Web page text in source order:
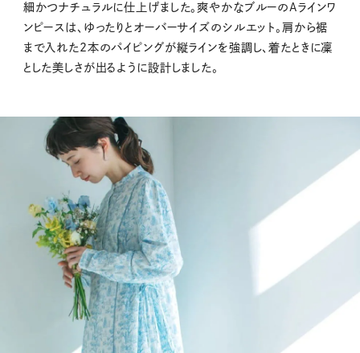
細かつナチュラルに仕上げました。爽やかなブルーのAラインワ
ンピースは、ゆったりとオーバーサイズのシルエット。肩から裾
まで入れた2本のパイピングが縦ラインを強調し、着たときに凜
とした美しさが出るように設計しました。